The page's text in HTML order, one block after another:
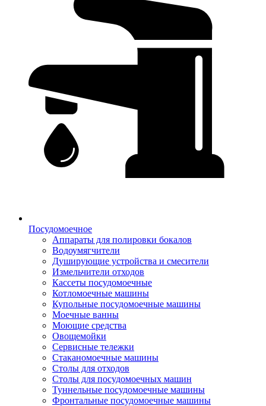
Посудомоечное
Аппараты для полировки бокалов
Водоумягчители
Душирующие устройства и смесители
Измельчители отходов
Кассеты посудомоечные
Котломоечные машины
Купольные посудомоечные машины
Моечные ванны
Моющие средства
Овощемойки
Сервисные тележки
Стаканомоечные машины
Столы для отходов
Столы для посудомоечных машин
Туннельные посудомоечные машины
Фронтальные посудомоечные машины